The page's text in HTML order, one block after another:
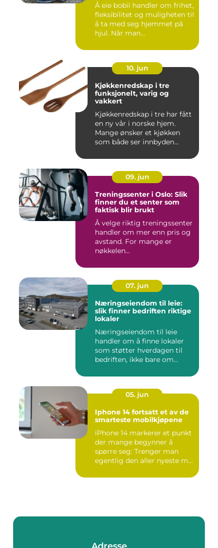
Å eie bobil handler om frihet,
fleksibilitet og muligheten til
å ta med seg hjemmet på
hjul. Når man...
10. jun
Kjøkkenredskap i tre
funksjonelt, varig og
vakkert
Kjøkkenredskap i tre har fått
en ny vår i norske hjem.
Mange ønsker et kjøkken
som både ser innbyden...
09. jun
Treningssenter i Oslo: Slik
finner du et senter som
faktisk blir brukt
Å velge riktig treningssenter
handler om mer enn pris og
avstand. For mange er
nøkkelen...
07. jun
Næringseiendom til leie:
slik finner bedriften riktige
lokaler
Næringseiendom til leie
handler om å finne lokaler
som støtter hverdagen til
bedriften, ikke bare om...
05. jun
Iphone 14 fortsatt et av de
smarteste mobilkjøpene
iPhone 14 markerer et punkt
der mange begynner å
spørre seg: Trenger man
egentlig den aller nyeste m...